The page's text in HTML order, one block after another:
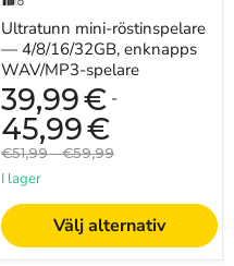
Ultratunn mini-röstinspelare
— 4/8/16/32GB, enknapps
WAV/MP3-spelare
39,99€ -
45,99€
Originalpris
€51,99 -Originalpris
€59,99
I lager
Välj alternativ